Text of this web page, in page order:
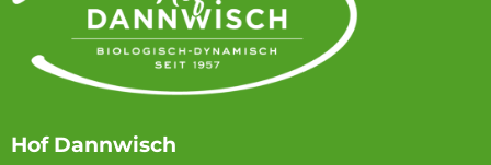
Hof Dannwisch